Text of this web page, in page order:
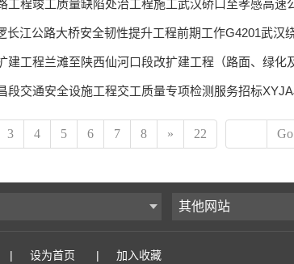
3 4 5 6 7 8 » 22 Go
其他网站
| 设为首页 |
加入收藏